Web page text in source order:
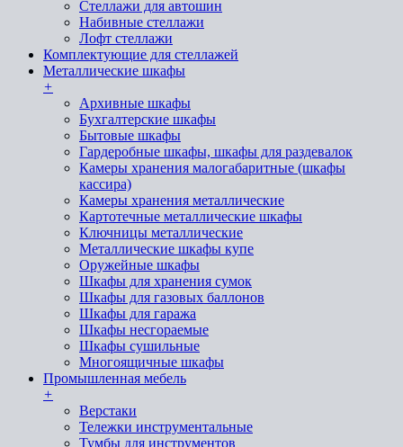
Стеллажи для автошин
Набивные стеллажи
Лофт стеллажи
Комплектующие для стеллажей
Металлические шкафы
+
Архивные шкафы
Бухгалтерские шкафы
Бытовые шкафы
Гардеробные шкафы, шкафы для раздевалок
Камеры хранения малогабаритные (шкафы
кассира)
Камеры хранения металлические
Картотечные металлические шкафы
Ключницы металлические
Металлические шкафы купе
Оружейные шкафы
Шкафы для хранения сумок
Шкафы для газовых баллонов
Шкафы для гаража
Шкафы несгораемые
Шкафы сушильные
Многоящичные шкафы
Промышленная мебель
+
Верстаки
Тележки инструментальные
Тумбы для инструментов